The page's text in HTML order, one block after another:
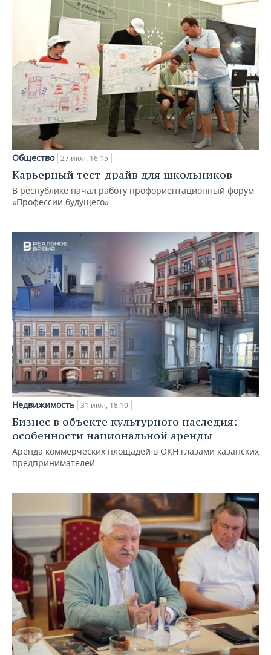
Общество 27 июл, 16:15
Карьерный тест-драйв для школьников
В республике начал работу профориентационный форум
«Профессии будущего»
Недвижимость 31 июл, 18:10
Бизнес в объекте культурного наследия:
особенности национальной аренды
Аренда коммерческих площадей в ОКН глазами казанских
предпринимателей